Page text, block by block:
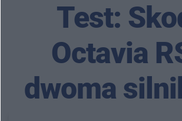
Test:
Octavia
dwoma